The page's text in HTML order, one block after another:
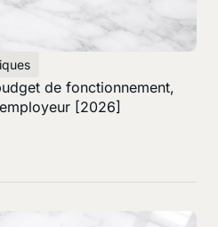
de fonctionnement,
[2026]